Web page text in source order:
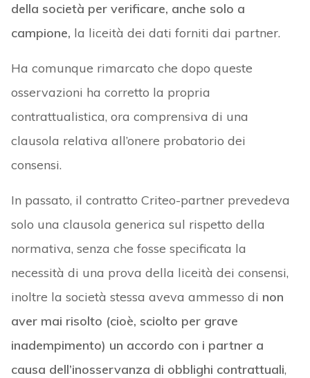
della società per verificare, anche solo a
campione, la liceità dei dati forniti dai partner.
Ha comunque rimarcato che dopo queste
osservazioni ha corretto la propria
contrattualistica, ora comprensiva di una
clausola relativa all’onere probatorio dei
consensi.
In passato, il contratto Criteo-partner prevedeva
solo una clausola generica sul rispetto della
normativa, senza che fosse specificata la
necessità di una prova della liceità dei consensi,
inoltre la società stessa aveva ammesso di non
aver mai risolto (cioè, sciolto per grave
inadempimento) un accordo con i partner a
causa dell’inosservanza di obblighi contrattuali,